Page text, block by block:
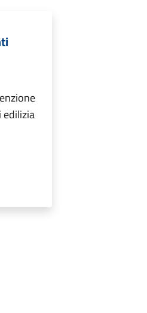
edilizia